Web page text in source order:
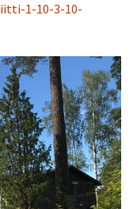
1-10-3-10-